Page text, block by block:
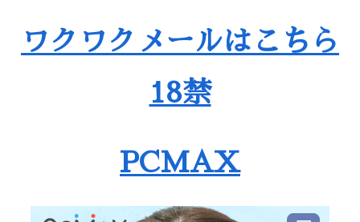
ワクワクメールはこちら
18禁
PCMAX